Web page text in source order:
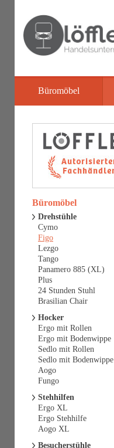
Büromöbel
Büromöbel
Drehstühle
Cymo
Figo
Lezgo
Tango
Panamero 885 (XL)
Plus
24 Stunden Stuhl
Brasilian Chair
Hocker
Ergo mit Rollen
Ergo mit Bodenwippe
Sedlo mit Rollen
Sedlo mit Bodenwippe
Aogo
Fungo
Stehhilfen
Ergo XL
Ergo Stehhilfe
Aogo XL
Besucherstühle